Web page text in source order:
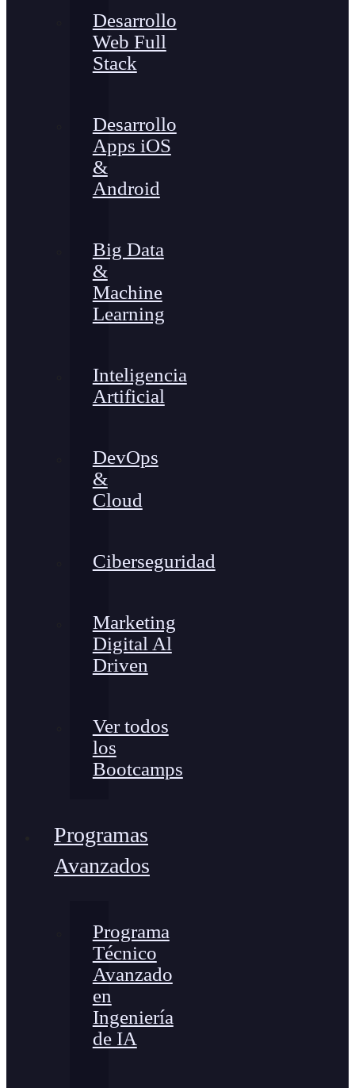
Desarrollo
Web Full
Stack
Desarrollo
Apps iOS
&
Android
Big Data
&
Machine
Learning
Inteligencia
Artificial
DevOps
&
Cloud
Ciberseguridad
Marketing
Digital Al
Driven
Ver todos
los
Bootcamps
Programas
Avanzados
Programa
Técnico
Avanzado
en
Ingeniería
de IA